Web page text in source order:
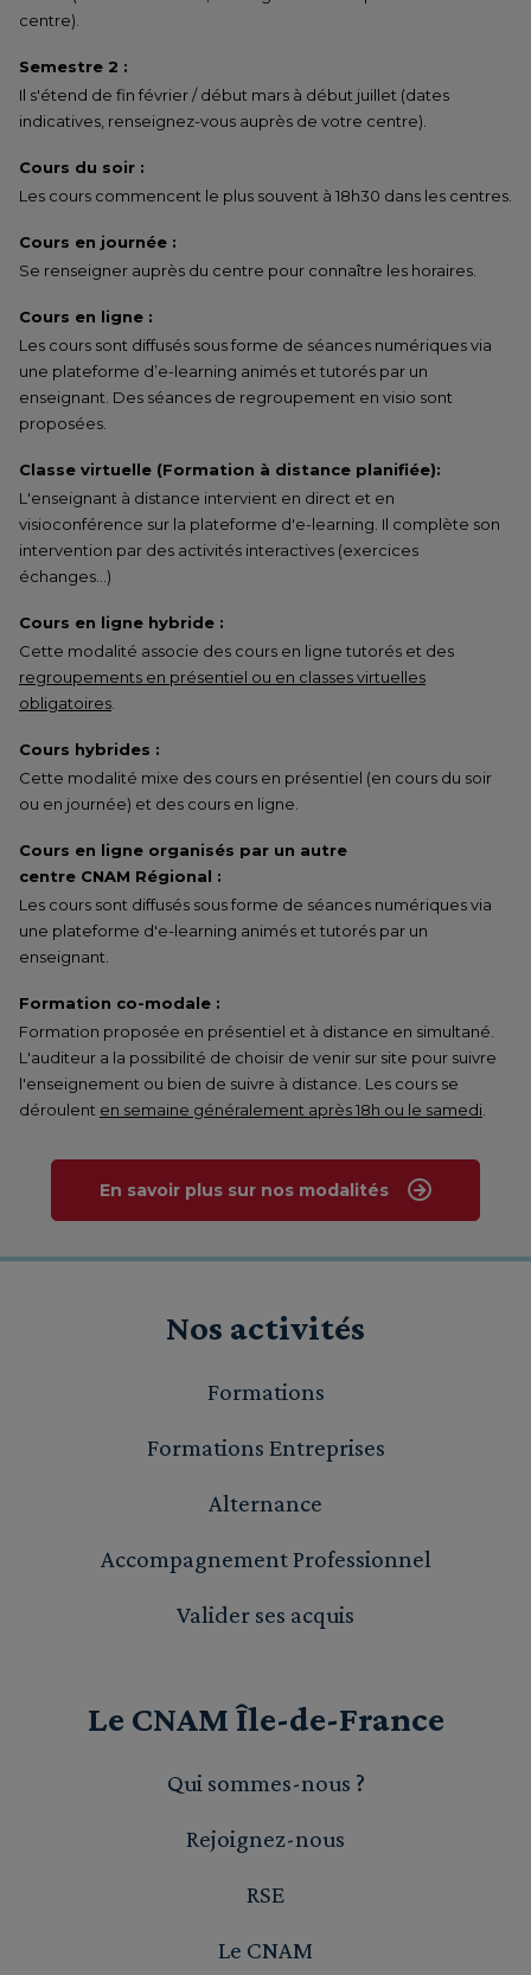
centre).
Semestre 2 :
Il s'étend de fin février / début mars à début juillet (dates
indicatives, renseignez-vous auprès de votre centre).
Cours du soir :
Les cours commencent le plus souvent à 18h30 dans les centres.
Cours en journée :
Se renseigner auprès du centre pour connaître les horaires.
Cours en ligne :
Les cours sont diffusés sous forme de séances numériques via
une plateforme d’e-learning animés et tutorés par un
enseignant. Des séances de regroupement en visio sont
proposées.
Classe virtuelle (Formation à distance planifiée):
L'enseignant à distance intervient en direct et en
visioconférence sur la plateforme d'e-learning. Il complète son
intervention par des activités interactives (exercices
échanges…)
Cours en ligne hybride :
Cette modalité associe des cours en ligne tutorés et des
regroupements en présentiel ou en classes virtuelles
obligatoires
Cours hybrides :
Cette modalité mixe des cours en présentiel (en cours du soir
ou en journée) et des cours en ligne.
Cours en ligne organisés par un autre
centre CNAM Régional :
Les cours sont diffusés sous forme de séances numériques via
une plateforme d'e-learning animés et tutorés par un
enseignant.
Formation co-modale :
Formation proposée en présentiel et à distance en simultané.
L'auditeur a la possibilité de choisir de venir sur site pour suivre
l'enseignement ou bien de suivre à distance. Les cours se
déroulent en semaine généralement après 18h ou le samedi
En savoir plus sur nos modalités
Nos activités
Formations
Formations Entreprises
Alternance
Accompagnement Professionnel
Valider ses acquis
Le CNAM Île-de-France
Qui sommes-nous ?
Rejoignez-nous
RSE
Le CNAM